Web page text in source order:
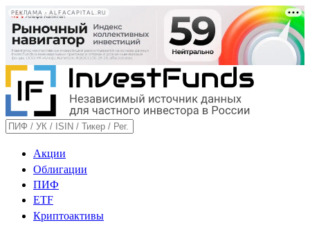
РЕКЛАМА • ALFACAPITAL.RU
Акции
Облигации
ПИФ
ETF
Криптоактивы